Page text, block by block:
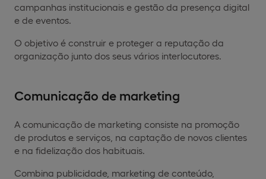
campanhas institucionais e gestão da presença digital
e de eventos.
O objetivo é construir e proteger a reputação da
organização junto dos seus vários interlocutores.
Comunicação de marketing
A comunicação de marketing consiste na promoção
de produtos e serviços, na captação de novos clientes
e na fidelização dos habituais.
Combina publicidade, marketing de conteúdo,